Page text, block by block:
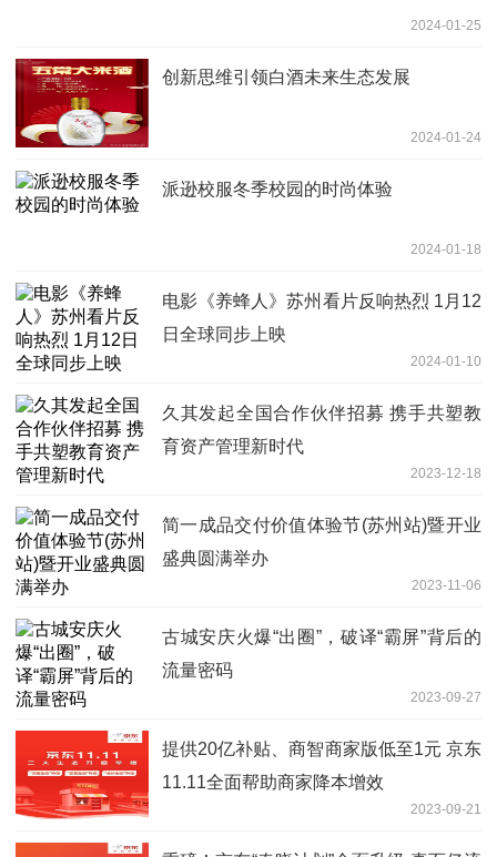
2024-01-25
创新思维引领白酒未来生态发展
2024-01-24
派逊校服冬季校园的时尚体验
2024-01-18
电影《养蜂人》苏州看片反响热烈 1月12
日全球同步上映
2024-01-10
久其发起全国合作伙伴招募 携手共塑教
育资产管理新时代
2023-12-18
简一成品交付价值体验节(苏州站)暨开业
盛典圆满举办
2023-11-06
古城安庆火爆“出圈”，破译“霸屏”背后的
流量密码
2023-09-27
提供20亿补贴、商智商家版低至1元 京东
11.11全面帮助商家降本增效
2023-09-21